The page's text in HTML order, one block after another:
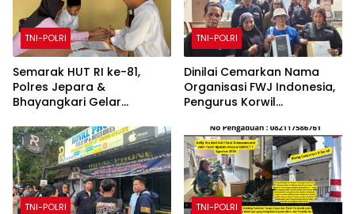
TNI-POLRI
Semarak HUT RI ke-81,
Polres Jepara &
Bhayangkari Gelar
Anak di Kalinyamatan
TNI-POLRI
Dinilai Cemarkan Nama
Organisasi FWJ Indonesia,
Pengurus Korwil
Laporkan RSP alias Ros ke
Polisi
TNI-POLRI TNI-POLRI